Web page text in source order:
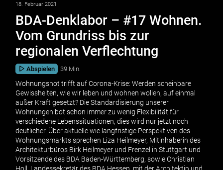
18. Februar 2021
BDA-Denklabor – #17 Wohnen.
Vom Grundriss bis zur
regionalen Verflechtung
Abspielen 39 Min.
Wohnungsnot trifft auf Corona-Krise: Werden scheinbare
Gewissheiten, wie wir leben und wohnen wollen, auf einmal
außer Kraft gesetzt? Die Standardisierung unserer
Wohnungen bot schon immer zu wenig Flexibilität für
verschiedene Lebenssituationen, dies wird nur jetzt noch
deutlicher. Über aktuelle wie langfristige Perspektiven des
Wohnungsmarkts sprechen Liza Heilmeyer, Mitinhaberin des
Architekturbüros Birk Heilmeyer und Frenzel in Stuttgart und
Vorsitzende des BDA Baden-Württemberg, sowie Christian
Holl, Landessekretär des BDA Hessen, mit der Architektin und